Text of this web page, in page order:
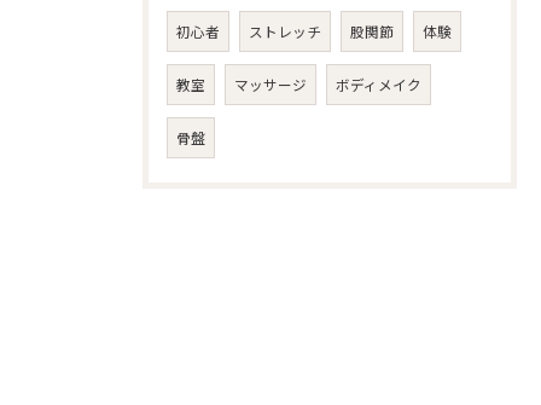
初心者 ストレッチ 股関節 体験
教室 マッサージ ボディメイク
骨盤